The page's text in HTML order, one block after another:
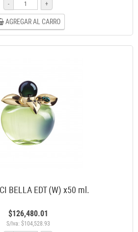
-
+
AGREGAR AL CARRO
BELLA EDT (W) x50 ml.
$126,480.01
S/Iva: $104,528.93